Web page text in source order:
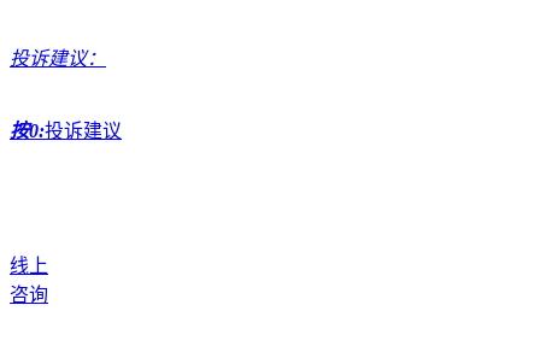
投诉建议：
按0:投诉建议
线上
咨询